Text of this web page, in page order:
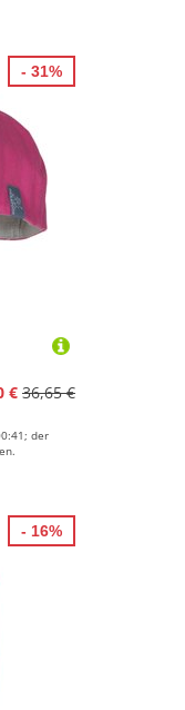
€ 36,65 €
der
- 31%
- 16%